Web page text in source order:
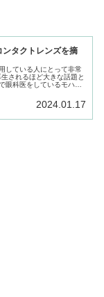
タクトレンズを摘
している人にとって非常
されるほど大きな話題と
眼科医をしているモハメ
2024.01.17